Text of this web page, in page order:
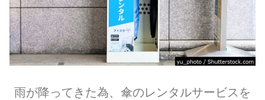
雨が降ってきた為、傘のレンタルサービスを